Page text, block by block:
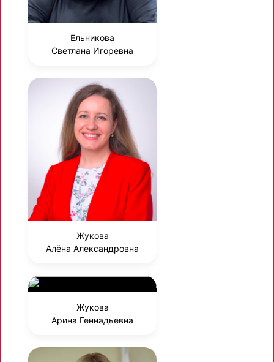
Ельникова
Светлана Игоревна
Жукова
Алёна Александровна
Жукова
Арина Геннадьевна